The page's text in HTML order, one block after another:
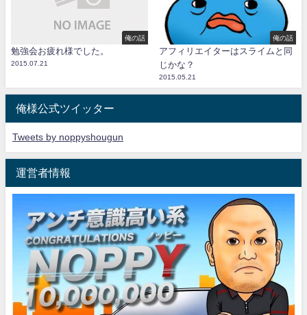
俺の話
勉強会お疲れ様でした。
2015.07.21
俺の話
アフィリエイターはスライムと同
じかな？
2015.05.21
俺様公式ツイッター
Tweets by noppyshougun
運営者情報